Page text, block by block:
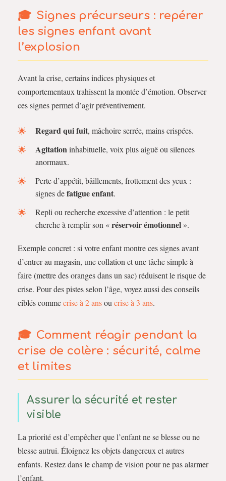
Signes précurseurs : repérer
les signes enfant avant
l’explosion
Avant la crise, certains indices physiques et
comportementaux trahissent la montée d’émotion. Observer
ces signes permet d’agir préventivement.
Regard qui fuit, mâchoire serrée, mains crispées.
Agitationinhabituelle, voix plus aiguë ou silences
anormaux.
Perte d’appétit, bâillements, frottement des yeux :
signes defatigue enfant.
Repli ou recherche excessive d’attention : le petit
cherche à remplir son «réservoir émotionnel ».
Exemple concret : si votre enfant montre ces signes avant
d’entrer au magasin, une collation et une tâche simple à
faire (mettre des oranges dans un sac) réduisent le risque de
crise. Pour des pistes selon l’âge, voyez aussi des conseils
ciblés commecrise à 2 ansou crise à 3 ans.
Comment réagir pendant la
crise de colère : sécurité, calme
et limites
Assurer la sécurité et rester
visible
La priorité est d’empêcher que l’enfant ne se blesse ou ne
blesse autrui. Éloignez les objets dangereux et autres
enfants. Restez dans le champ de vision pour ne pas alarmer
l’enfant.